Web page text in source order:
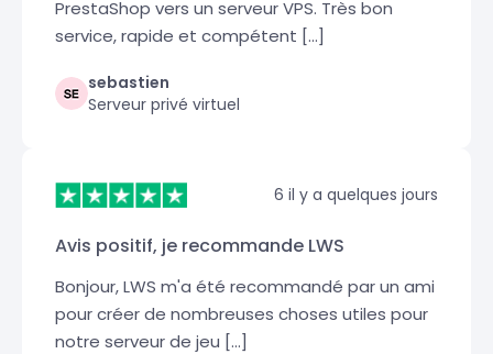
PrestaShop vers un serveur VPS. Très bon
service, rapide et compétent [...]
sebastien
Serveur privé virtuel
6 il y a quelques jours
Avis positif, je recommande LWS
Bonjour, LWS m'a été recommandé par un ami
pour créer de nombreuses choses utiles pour
notre serveur de jeu [...]